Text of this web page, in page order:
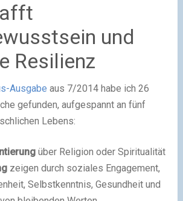
und
Resilienz
Ausgabe aus 7/2014 habe ich 26
gefunden, aufgespannt an fünf
Lebens:
über Religion oder Spiritualität
zeigen durch soziales Engagement,
Selbstkenntnis, Gesundheit und